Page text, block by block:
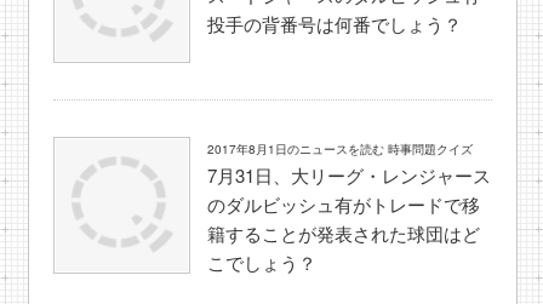
投手の背番号は何番でしょう？
2017年8月1日のニュースを読む 時事問題クイズ
7月31日、大リーグ・レンジャース
のダルビッシュ有がトレードで移
籍することが発表された球団はど
こでしょう？